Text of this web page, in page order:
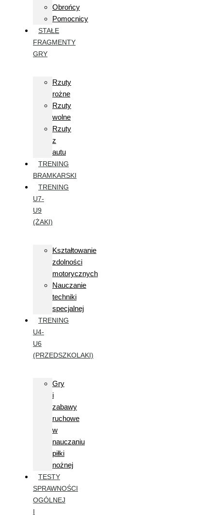
Obrońcy
Pomocnicy
STAŁE
FRAGMENTY
GRY
Rzuty
rożne
Rzuty
wolne
Rzuty
z
autu
TRENING
BRAMKARSKI
TRENING
U7-
U9
(ŻAKI)
Kształtowanie
zdolności
motorycznych
Nauczanie
techniki
specjalnej
TRENING
U4-
U6
(PRZEDSZKOLAKI)
Gry
i
zabawy
ruchowe
w
nauczaniu
piłki
nożnej
TESTY
SPRAWNOŚCI
OGÓLNEJ
I